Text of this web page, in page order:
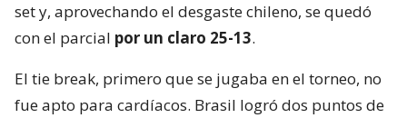
set y, aprovechando el desgaste chileno, se quedó
con el parcial por un claro 25-13.
El tie break, primero que se jugaba en el torneo, no
fue apto para cardíacos. Brasil logró dos puntos de